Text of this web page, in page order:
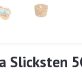
Slicksten